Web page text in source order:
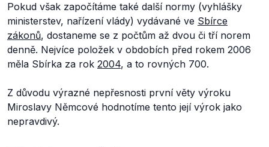
Pokud však započítáme také další normy (vyhlášky
ministerstev, nařízení vlády) vydávané ve Sbírce
zákonů, dostaneme se z počtům až dvou či tří norem
denně. Nejvíce položek v obdobích před rokem 2006
měla Sbírka za rok 2004, a to rovných 700.
Z důvodu výrazné nepřesnosti první věty výroku
Miroslavy Němcové hodnotíme tento její výrok jako
nepravdivý.